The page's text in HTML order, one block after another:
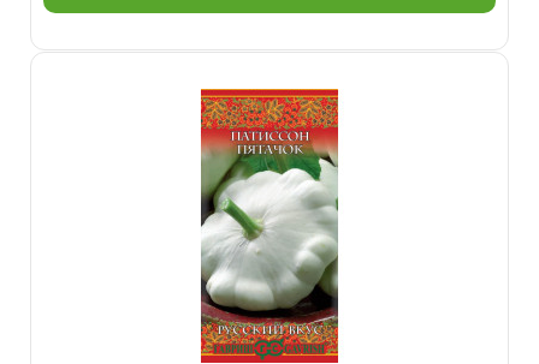
Патиссон Зонтик 1г ХИТ Гавриш
28.00 ₽/шт.
Раннеспелый (38-45 дней от всходов до начала
плодоношения) сорт.Растение кустовое или
полукустовое. ..